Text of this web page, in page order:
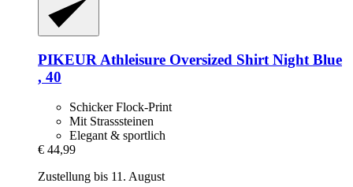
PIKEUR Athleisure Oversized Shirt Night Blue
, 40
Schicker Flock-Print
Mit Strasssteinen
Elegant & sportlich
€ 44,99
Zustellung bis 11. August